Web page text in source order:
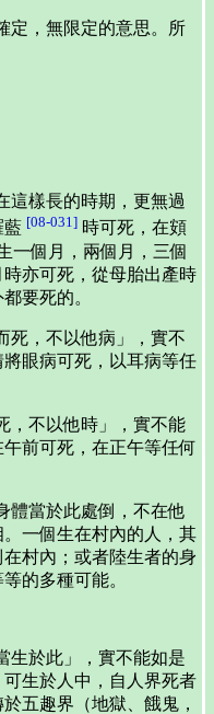
定，無限定的意思。所
這樣長的時期，更無過
藍 [08-031] 時可死，在頞
一個月，兩個月，三個
亦可死，從母胎出產時
要死的。
死，不以他病」，實不
眼病可死，以耳病等任
，不以他時」，實不能
前可死，在正午等任何
體當於此處倒，不在他
一個生在村內的人，其
村內；或者陸生者的身
的多種可能。
生於此」，實不能如是
生於人中，自人界死者
五趣界（地獄、餓鬼，